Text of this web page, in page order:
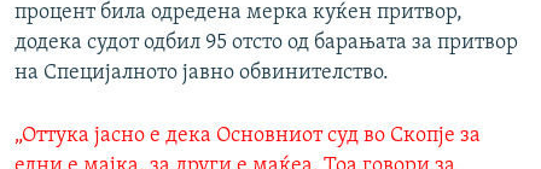
процент била одредена мерка куќен притвор,
додека судот одбил 95 отсто од барањата за притвор
на Специјалното јавно обвинителство.
„Оттука јасно е дека Основниот суд во Скопје за